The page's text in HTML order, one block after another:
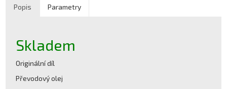
Popis Parametry
Skladem
Originální díl
Převodový olej